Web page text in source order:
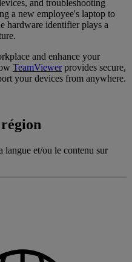
and troubleshooting
a new employee's laptop to
hardware identifier plays a
and enhance your
TeamViewerprovides secure,
your devices from anywhere.
langue et/ou le contenu sur